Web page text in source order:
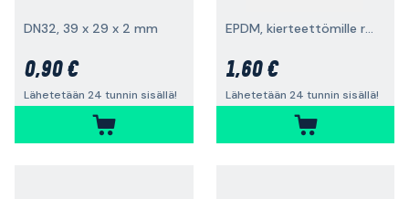
DN32, 39 x 29 x 2 mm
0,90 €
Lähetetään 24 tunnin sisällä!
EPDM, kierteettömille rei’ille
1,60 €
Lähetetään 24 tunnin sisällä!